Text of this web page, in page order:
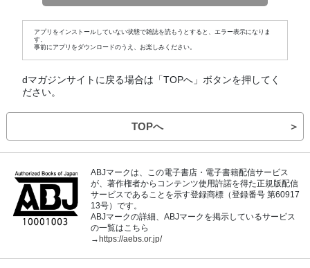
アプリをインストールしていない状態で雑誌を読もうとすると、エラー表示になりま
す。
事前にアプリをダウンロードのうえ、お楽しみください。
dマガジンサイトに戻る場合は「TOPへ」ボタンを押してく
ださい。
TOPへ ＞
ABJマークは、この電子書店・電子書籍配信サービス
が、著作権者からコンテンツ使用許諾を得た正規版配信
サービスであることを示す登録商標（登録番号 第60917
13号）です。
ABJマークの詳細、ABJマークを掲示しているサービス
の一覧はこちら
→https://aebs.or.jp/